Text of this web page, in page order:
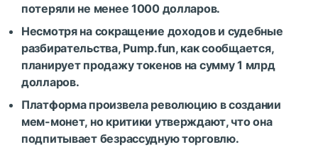
потеряли не менее 1000 долларов.
Несмотря на сокращение доходов и судебные
разбирательства, Pump.fun, как сообщается,
планирует продажу токенов на сумму 1 млрд
долларов.
Платформа произвела революцию в создании
мем-монет, но критики утверждают, что она
подпитывает безрассудную торговлю.